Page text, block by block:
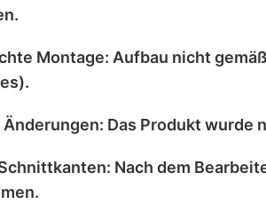
Montage: Aufbau nicht
Das Produkt wurde
Nach dem